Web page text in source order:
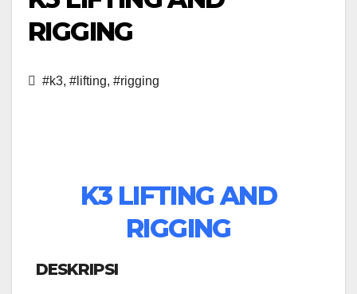
RIGGING
#k3, #lifting, #rigging
K3 LIFTING AND
RIGGING
DESKRIPSI